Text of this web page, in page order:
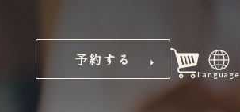
予約する
Language